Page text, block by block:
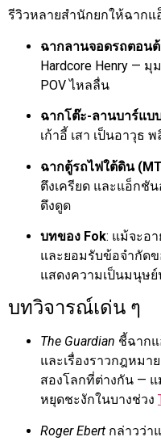
รีวิวหลายสำนักยกให้ฉากแ
ฉากลานจอดรถตอนต้
Hardcore Henry —
POV ไหลลื่น
ฉากโต๊ะ-ลานบาร์แบ
เก้าอี้ เสา เป็นอาวุธ
ฉากตู้รถไฟใต้ดิน
ตึงเครียด และแอ็กชั
ดึงดูด
บทของ Fok: แม้จะอ
และยอมรับข้อจำกัดข
แสดงความเป็นมนุษย์
บทวิจารณ์เด่น ๆ
The Guardian ชี้ฉาก
และเรื่องราวกฎหมา
สองโลกที่ต่างกัน —
หยุดชะงักในบางช่วง
Roger Ebert กล่าวว่า